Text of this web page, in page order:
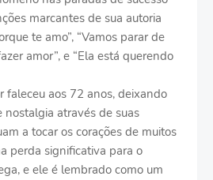
marcantes de sua autoria
te amo”, “Vamos parar de
amor”, e “Ela está querendo
faleceu aos 72 anos, deixando
nostalgia através de suas
a tocar os corações de muitos
perda significativa para o
e ele é lembrado como um